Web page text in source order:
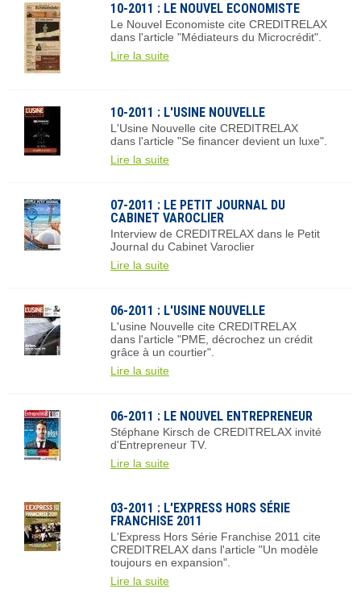
10-2011 : LE NOUVEL ECONOMISTE
Le Nouvel Economiste cite CREDITRELAX
dans l'article "Médiateurs du Microcrédit".
Lire la suite
10-2011 : L'USINE NOUVELLE
L'Usine Nouvelle cite CREDITRELAX
dans l'article "Se financer devient un luxe".
Lire la suite
07-2011 : LE PETIT JOURNAL DU
CABINET VAROCLIER
Interview de CREDITRELAX dans le Petit
Journal du Cabinet Varoclier
Lire la suite
06-2011 : L'USINE NOUVELLE
L'usine Nouvelle cite CREDITRELAX
dans l'article "PME, décrochez un crédit
grâce à un courtier".
Lire la suite
06-2011 : LE NOUVEL ENTREPRENEUR
Stéphane Kirsch de CREDITRELAX invité
d'Entrepreneur TV.
Lire la suite
03-2011 : L'EXPRESS HORS SÉRIE
FRANCHISE 2011
L'Express Hors Série Franchise 2011 cite
CREDITRELAX dans l'article "Un modèle
toujours en expansion".
Lire la suite